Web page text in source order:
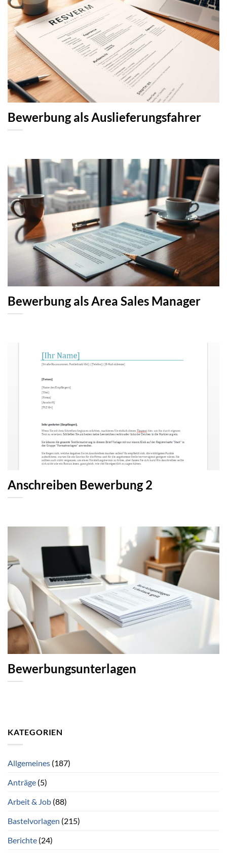
Bewerbung als Auslieferungsfahrer
Bewerbung als Area Sales Manager
Anschreiben Bewerbung 2
Bewerbungsunterlagen
KATEGORIEN
Allgemeines (187)
Anträge (5)
Arbeit & Job (88)
Bastelvorlagen (215)
Berichte (24)